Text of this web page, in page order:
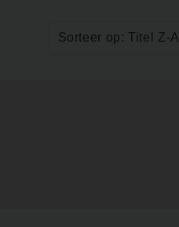
Sorteer op: Titel Z-A